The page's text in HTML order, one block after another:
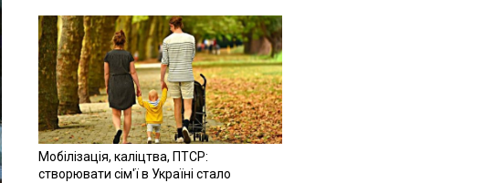
Мобілізація, каліцтва, ПТСР:
створювати сім'ї в Україні стало